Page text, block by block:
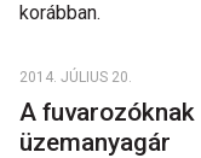
korábban.
2014. JÚLIUS 20.
A fuvarozóknak
üzemanyagár